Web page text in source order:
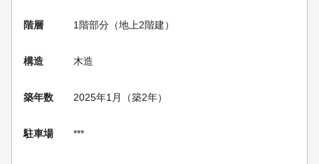
階層 1階部分（地上2階建）
構造 木造
築年数 2025年1月（築2年）
駐車場 ***